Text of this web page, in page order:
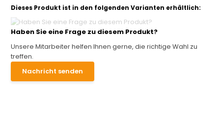
Dieses Produkt ist in den folgenden Varianten erhältlich:
Haben Sie eine Frage zu diesem Produkt?
Unsere Mitarbeiter helfen Ihnen gerne, die richtige Wahl zu
treffen.
Nachricht senden